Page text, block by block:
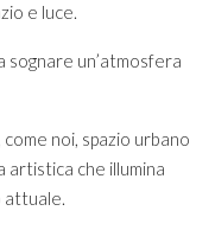
e luce.
sognare un’atmosfera
noi, spazio urbano
che illumina
attuale.